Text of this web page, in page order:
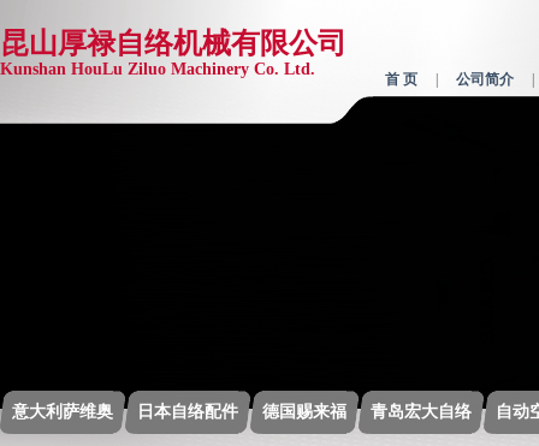
昆山厚禄自络机械有限公司
Kunshan HouLu Ziluo Machinery Co. Ltd.
首 页 公司简介
意大利萨维奥 日本自络配件 德国赐来福 青岛宏大自络 自动